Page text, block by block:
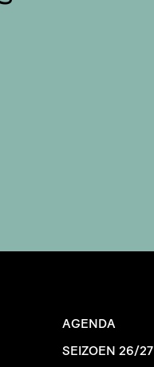
AGENDA
SEIZOEN 26/27